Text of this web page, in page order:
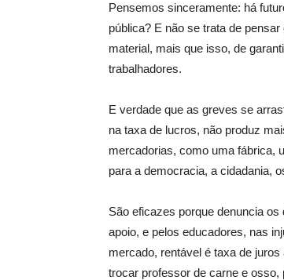
Pensemos sinceramente: há
pública? E não se trata de
material, mais que isso, de
trabalhadores.
E verdade que as greves se
na taxa de lucros, não produz
mercadorias, como uma fábrica,
para a democracia, a cidadania,
São eficazes porque denuncia
apoio, e pelos educadores, nas
mercado, rentável é taxa de
trocar professor de carne e